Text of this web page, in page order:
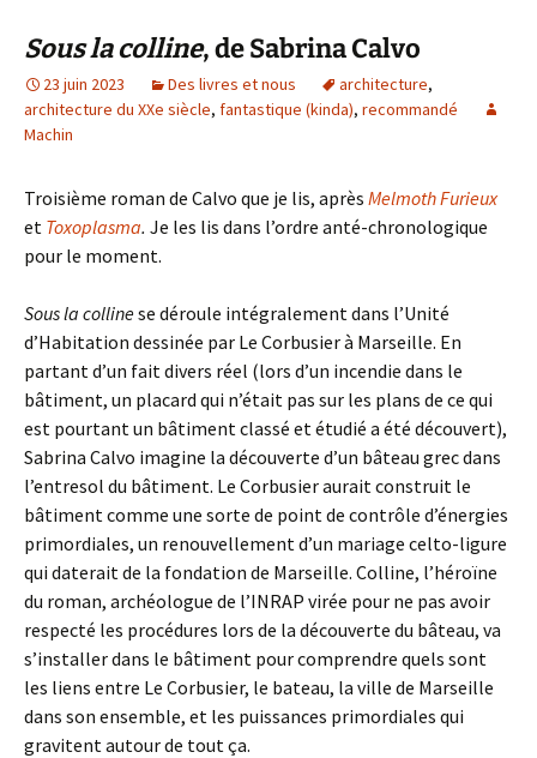
Sous la colline, de Sabrina Calvo
23 juin 2023 Des livres et nous architecture,
architecture du XXe siècle, fantastique (kinda), recommandé
Machin
Troisième roman de Calvo que je lis, après Melmoth Furieux
et Toxoplasma. Je les lis dans l’ordre anté-chronologique
pour le moment.
Sous la collinese déroule intégralement dans l’Unité
d’Habitation dessinée par Le Corbusier à Marseille. En
partant d’un fait divers réel (lors d’un incendie dans le
bâtiment, un placard qui n’était pas sur les plans de ce qui
est pourtant un bâtiment classé et étudié a été découvert),
Sabrina Calvo imagine la découverte d’un bâteau grec dans
l’entresol du bâtiment. Le Corbusier aurait construit le
bâtiment comme une sorte de point de contrôle d’énergies
primordiales, un renouvellement d’un mariage celto-ligure
qui daterait de la fondation de Marseille. Colline, l’héroïne
du roman, archéologue de l’INRAP virée pour ne pas avoir
respecté les procédures lors de la découverte du bâteau, va
s’installer dans le bâtiment pour comprendre quels sont
les liens entre Le Corbusier, le bateau, la ville de Marseille
dans son ensemble, et les puissances primordiales qui
gravitent autour de tout ça.